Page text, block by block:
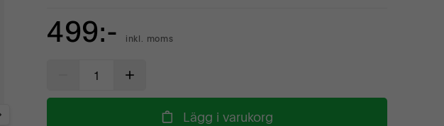
499:- inkl. moms
Lägg i varukorg